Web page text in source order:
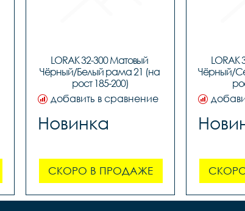
LORAK 32-300 Матовый
Чёрный/Белый рама 21 (на
рост 185-200)
добавить в сравнение
Новинка
СКОРО В ПРОДАЖЕ
LORAK
Чёрный/